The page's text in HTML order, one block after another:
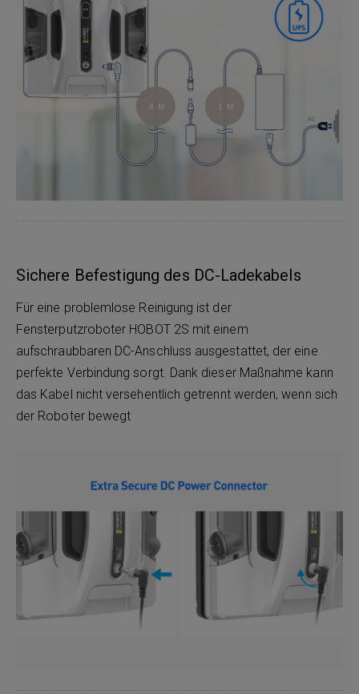
Sichere Befestigung des DC-Ladekabels
Für eine problemlose Reinigung ist der
Fensterputzroboter HOBOT 2S mit einem
aufschraubbaren DC-Anschluss ausgestattet, der eine
perfekte Verbindung sorgt. Dank dieser Maßnahme kann
das Kabel nicht versehentlich getrennt werden, wenn sich
der Roboter bewegt